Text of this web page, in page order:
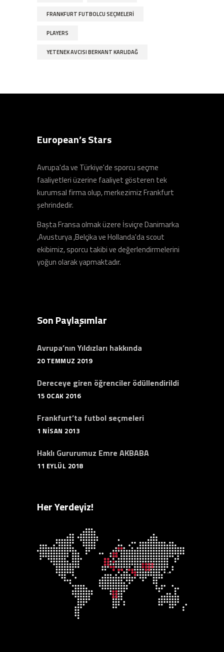
FRANKFURT FUTBOLCU SEÇMELERI
PLAYERS
YETENEK AVCISI BERKANT KARLIDAĞ
European’s Stars
Avrupa'da ve Türkiye'de sporcu seçme
faaliyetleri üzerine faaliyet gösteren tek
kurumsal firma olup, merkezimiz Frankfurt
şehrindedir.
Başta Fransa olmak üzere İsviçre Danimarka
,Avusturya ,Belçika ve Hollanda'da scout
ekibimiz, sporcu takibi ve değerlendirmelerini
yoğun olarak yapmaktadır.
Son Paylaşımlar
Avrupa’nın Yıldızları hakkında
20 TEMMUZ 2019
Dereceye giren öğrenciler ödüllendirildi
15 OCAK 2016
Frankfurt’ta futbol seçmeleri
1 NISAN 2013
Haklı Gururumuz Emre AKBABA
11 EYLÜL 2018
Her Yerdeyiz!